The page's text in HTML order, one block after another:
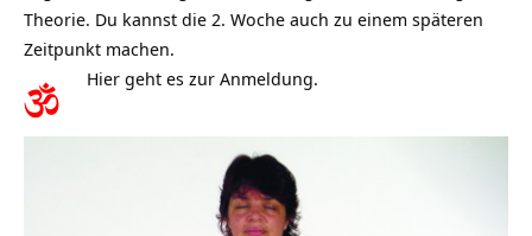
Theorie. Du kannst die 2. Woche auch zu einem späteren
Zeitpunkt machen.
Hier geht es zur Anmeldung.